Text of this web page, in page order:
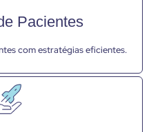
Pacientes
com estratégias eficientes.